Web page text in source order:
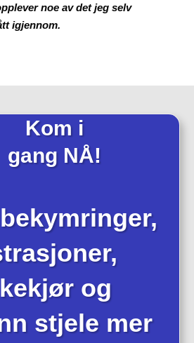
noe av det jeg selv
igjennom.
Kom i
gang NÅ!
og
stjele mer